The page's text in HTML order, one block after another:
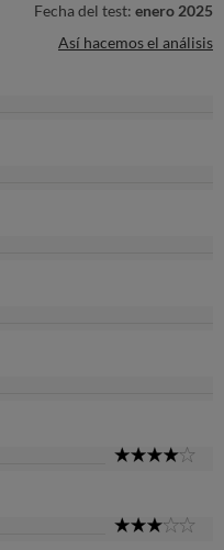
Fecha del test: enero 2025
Así hacemos el análisis